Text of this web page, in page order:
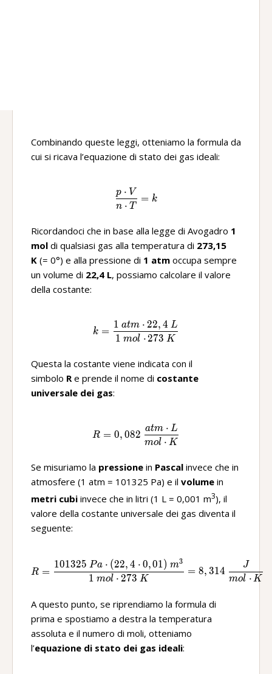
Combinando queste leggi, otteniamo la formula da
cui si ricava l’equazione di stato dei gas ideali:
\frac{p\ ·V}{n\ ·T}=k
n ⋅ T
p ⋅ V
= k
Ricordandoci che in base alla legge di Avogadro 1
mol di qualsiasi gas alla temperatura di 273,15
K (= 0°) e alla pressione di 1 atm occupa sempre
un volume di 22,4 L, possiamo calcolare il valore
della costante:
k=\frac{1\ atm\ ·22,4\
k =
1 mol ⋅273 K
1 atm ⋅ 22, 4 L
Questa la costante viene indicata con il
simbolo Re prende il nome di costante
universale dei gas:
R=0,082\ \frac{atm\
R = 0, 082
mol ⋅ K
atm ⋅ L
Se misuriamo la pressione in Pascal invece che in
atmosfere (1 atm = 101325 Pa) e il volume in
metri cubi invece che in litri (1 L = 0,001 m3), il
valore della costante universale dei gas diventa il
seguente:
R=\frac{101325\ Pa\
R =
1 mol ⋅ 273 K
101325 Pa ⋅ (22, 4 ⋅ 0,01) m3
= 8, 314
mol ⋅ K
J
A questo punto, se riprendiamo la formula di
prima e spostiamo a destra la temperatura
assoluta e il numero di moli, otteniamo
l’equazione di stato dei gas ideali: